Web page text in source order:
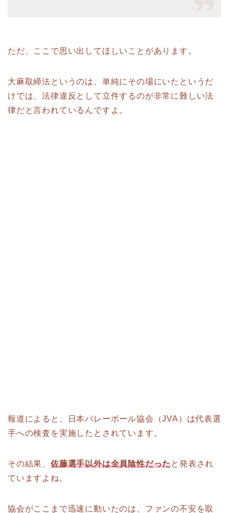
ただ、ここで思い出してほしいことがあります。
大麻取締法というのは、単純にその場にいたというだ
けでは、法律違反として立件するのが非常に難しい法
律だと言われているんですよ。
報道によると、日本バレーボール協会（JVA）は代表選
手への検査を実施したとされています。
その結果、 佐藤選手以外は全員陰性だったと発表され
ていますよね。
協会がここまで迅速に動いたのは、ファンの不安を取